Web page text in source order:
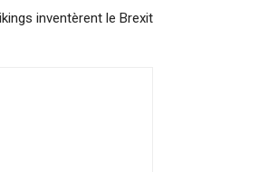
inventèrent le Brexit